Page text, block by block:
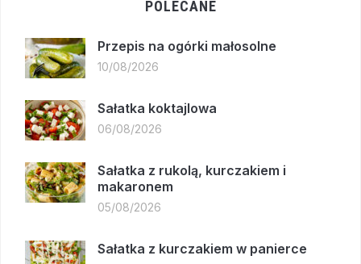
POLECANE
Przepis na ogórki małosolne
10/08/2026
Sałatka koktajlowa
06/08/2026
Sałatka z rukolą, kurczakiem i
makaronem
05/08/2026
Sałatka z kurczakiem w panierce